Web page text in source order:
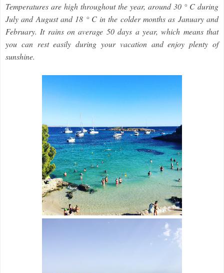
Temperatures are high throughout the year, around 30 ° C during
July and August and 18 ° C in the colder months as January and
February. It rains on average 50 days a year, which means that
you can rest easily during your vacation and enjoy plenty of
sunshine.